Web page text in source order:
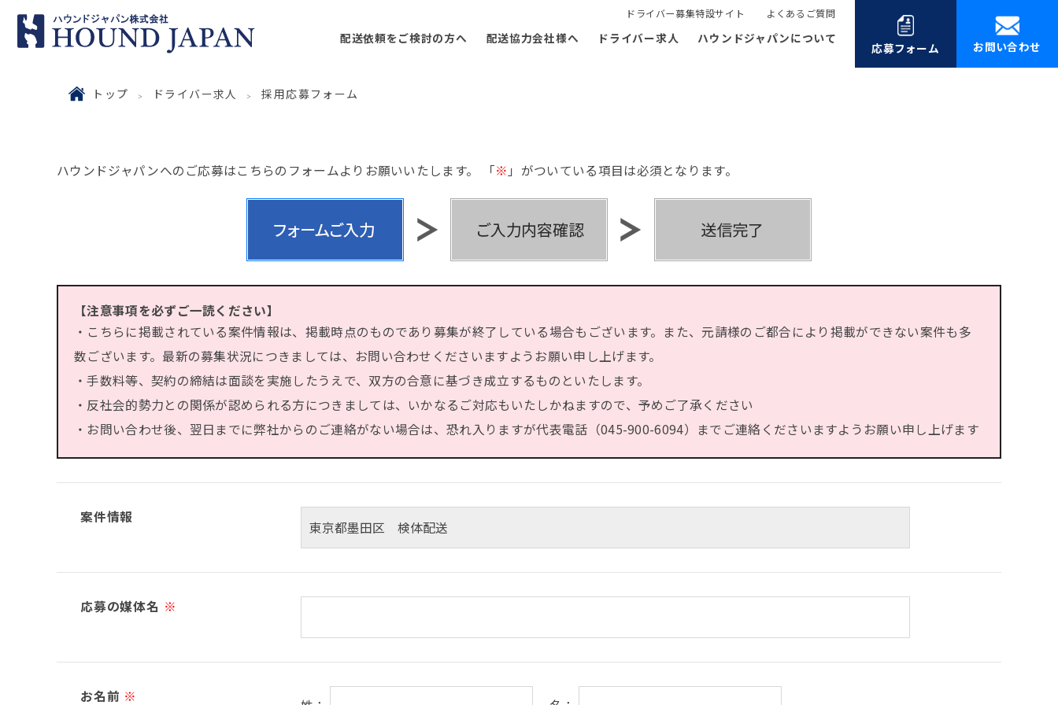
ドライバー募集特設サイト よくあるご質問
配送依頼をご検討の方へ 配送協力会社様へ ドライバー求人 ハウンドジャパンについて
応募フォーム お問い合わせ
トップ ドライバー求人 採用応募フォーム
ハウンドジャパンへのご応募はこちらのフォームよりお願いいたします。 「※ 」がついている項目は必須となります。
【注意事項を必ずご一読ください】
・こちらに掲載されている案件情報は、掲載時点のものであり募集が終了している場合もございます。また、元請様のご都合により掲載ができない案件も多
数ございます。最新の募集状況につきましては、お問い合わせくださいますようお願い申し上げます。
・手数料等、契約の締結は面談を実施したうえで、双方の合意に基づき成立するものといたします。
・反社会的勢力との関係が認められる方につきましては、いかなるご対応もいたしかねますので、予めご了承ください
・お問い合わせ後、翌日までに弊社からのご連絡がない場合は、恐れ入りますが代表電話（045-900-6094）までご連絡くださいますようお願い申し上げます
案件情報
応募の媒体名 ※
お名前 ※